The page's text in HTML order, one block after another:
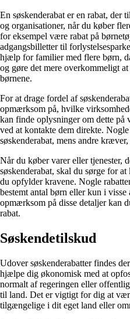
En søskenderabat er en rabat, der
og organisationer, når du køber
for eksempel være rabat på
adgangsbilletter til
hjælp for familier med flere børn,
og gøre det mere overkommeligt
børnene.
For at drage fordel af
opmærksom på, hvilke
kan finde oplysninger om dette på
ved at kontakte dem direkte.
søskenderabat, mens andre
Når du køber varer eller tjenester,
søskenderabat, skal du sørge for
du opfylder kravene. Nogle
bestemt antal børn eller kun i
opmærksom på disse detaljer kan
rabat.
Søskendetilskud
Udover søskenderabatter findes
hjælpe dig økonomisk med at
normalt af regeringen eller
til land. Det er vigtigt for dig at
tilgængelige i dit eget land eller